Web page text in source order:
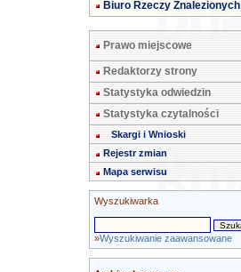
Biuro Rzeczy Znalezionych
Prawo miejscowe
Redaktorzy strony
Statystyka odwiedzin
Statystyka czytalności
Skargi i Wnioski
Rejestr zmian
Mapa serwisu
Wyszukiwarka
»Wyszukiwanie zaawansowane